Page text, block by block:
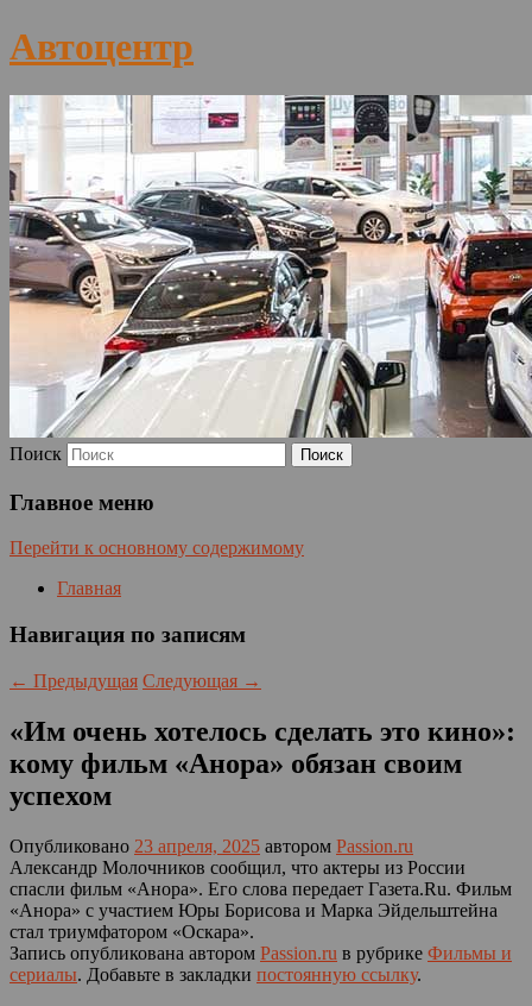
Автоцентр
Поиск
Главное меню
Перейти к основному содержимому
Главная
Навигация по записям
← Предыдущая Следующая →
«Им очень хотелось сделать это кино»:
кому фильм «Анора» обязан своим
успехом
Опубликовано 23 апреля, 2025 автором Passion.ru
Александр Молочников сообщил, что актеры из России
спасли фильм «Анора». Его слова передает Газета.Ru. Фильм
«Анора» с участием Юры Борисова и Марка Эйдельштейна
стал триумфатором «Оскара».
Запись опубликована автором Passion.ru в рубрике Фильмы и
сериалы. Добавьте в закладки постоянную ссылку.